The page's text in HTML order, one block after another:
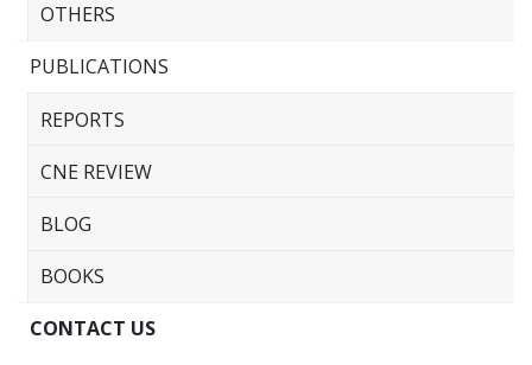
OTHERS
PUBLICATIONS
REPORTS
CNE REVIEW
BLOG
BOOKS
CONTACT US